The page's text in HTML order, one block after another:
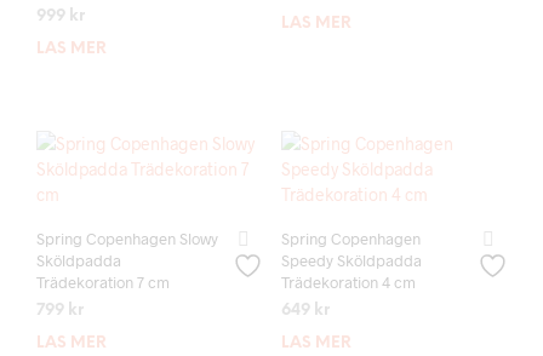
999 kr
LÄS MER
LÄS MER
Spring Copenhagen Slowy
Sköldpadda
Trädekoration 7 cm
799 kr
LÄS MER
Spring Copenhagen
Speedy Sköldpadda
Trädekoration 4 cm
649 kr
LÄS MER